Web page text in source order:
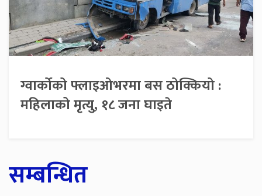
ग्वार्कोको फ्लाइओभरमा बस ठोक्कियो :
महिलाको मृत्यु, १८ जना घाइते
सम्बन्धित